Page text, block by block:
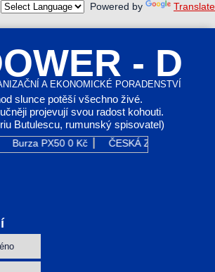
Powered by Translate
- D
A EKONOMICKÉ PORADENSTVÍ
slunce potěší všechno živé.
projevují svou radost kohouti.
Butulescu, rumunský spisovatel)
Burza PX50 0 Kč ČESKÁ ZBROJOVKA GR